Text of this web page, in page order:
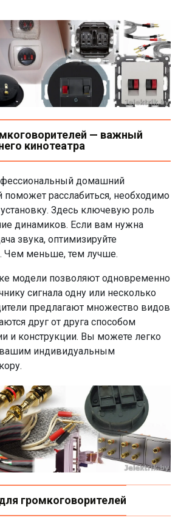
— важный
кинотеатра
домашний
поможет расслабиться, необходимо
Здесь ключевую роль
динамиков. Если вам нужна
звука, оптимизируйте
Чем меньше, тем лучше.
модели позволяют одновременно
сигнала одну или несколько
предлагают множество видов
друг от друга способом
и конструкции. Вы можете легко
вашим индивидуальным
громкоговорителей